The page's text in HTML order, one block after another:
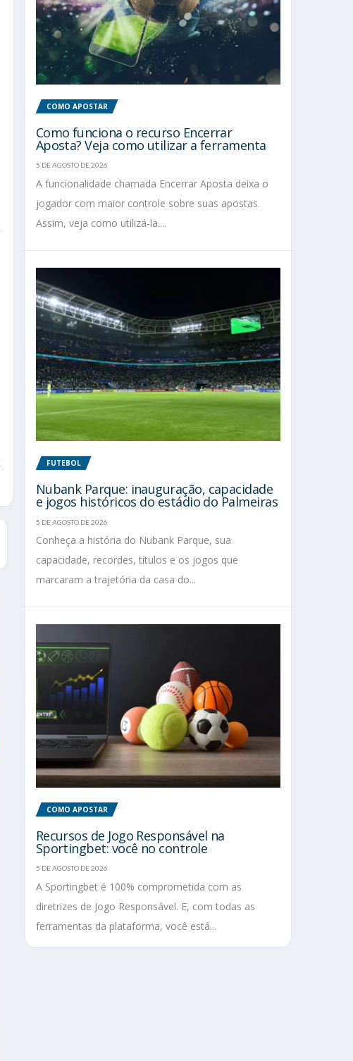
COMO APOSTAR
Como funciona o recurso Encerrar
Aposta? Veja como utilizar a ferramenta
5 DE AGOSTO DE 2026
A funcionalidade chamada Encerrar Aposta deixa o
jogador com maior controle sobre suas apostas.
Assim, veja como utilizá-la....
FUTEBOL
Nubank Parque: inauguração, capacidade
e jogos históricos do estádio do Palmeiras
5 DE AGOSTO DE 2026
Conheça a história do Nubank Parque, sua
capacidade, recordes, títulos e os jogos que
marcaram a trajetória da casa do...
COMO APOSTAR
Recursos de Jogo Responsável na
Sportingbet: você no controle
5 DE AGOSTO DE 2026
A Sportingbet é 100% comprometida com as
diretrizes de Jogo Responsável. E, com todas as
ferramentas da plataforma, você está...